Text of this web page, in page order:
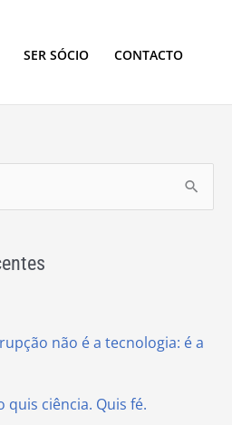
SER SÓCIO CONTACTO
não é a tecnologia: é a
quis ciência. Quis fé.